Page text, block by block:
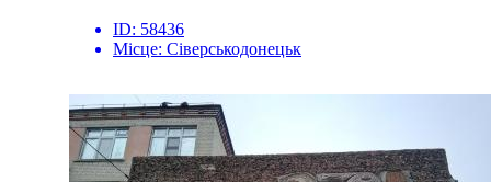
ID: 58436
Місце: Сіверськодонецьк